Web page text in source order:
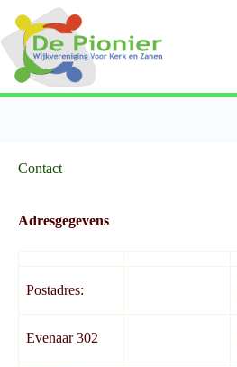
naar
de
inhoud
Contact
Adresgegevens
Postadres:
Evenaar 302